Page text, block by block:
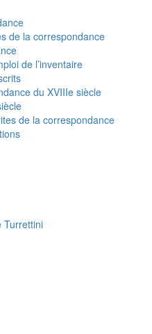
de la correspondance
de l’inventaire
du XVIIIe siècle
de la correspondance
Turrettini